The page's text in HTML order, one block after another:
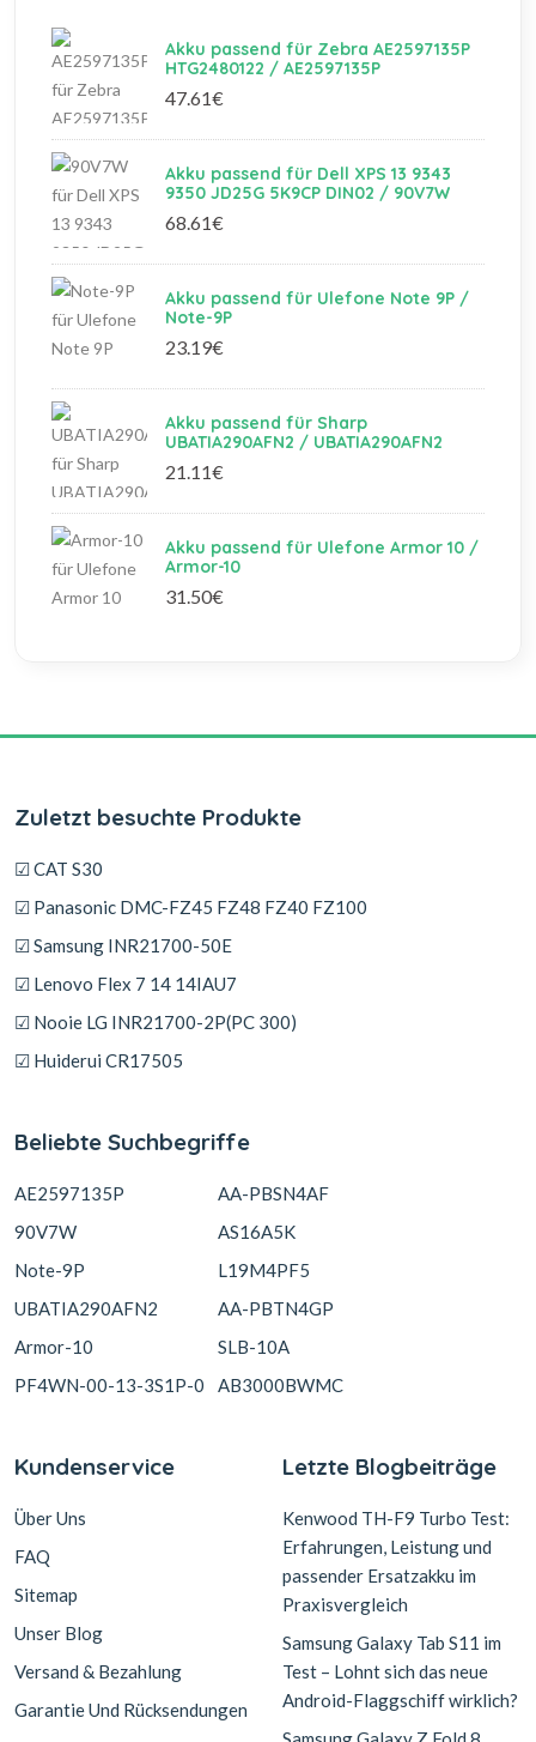
Akku passend für Zebra AE2597135P
HTG2480122 / AE2597135P
47.61€
Akku passend für Dell XPS 13 9343
9350 JD25G 5K9CP DIN02 / 90V7W
68.61€
Akku passend für Ulefone Note 9P /
Note-9P
23.19€
Akku passend für Sharp
UBATIA290AFN2 / UBATIA290AFN2
21.11€
Akku passend für Ulefone Armor 10 /
Armor-10
31.50€
Zuletzt besuchte Produkte
☑ CAT S30
☑ Panasonic DMC-FZ45 FZ48 FZ40 FZ100
☑ Samsung INR21700-50E
☑ Lenovo Flex 7 14 14IAU7
☑ Nooie LG INR21700-2P(PC 300)
☑ Huiderui CR17505
Beliebte Suchbegriffe
AE2597135P
90V7W
Note-9P
UBATIA290AFN2
Armor-10
PF4WN-00-13-3S1P-0
AA-PBSN4AF
AS16A5K
L19M4PF5
AA-PBTN4GP
SLB-10A
AB3000BWMC
Kundenservice
Über Uns
FAQ
Sitemap
Unser Blog
Versand & Bezahlung
Garantie Und Rücksendungen
Letzte Blogbeiträge
Kenwood TH-F9 Turbo Test:
Erfahrungen, Leistung und
passender Ersatzakku im
Praxisvergleich
Samsung Galaxy Tab S11 im
Test – Lohnt sich das neue
Android-Flaggschiff wirklich?